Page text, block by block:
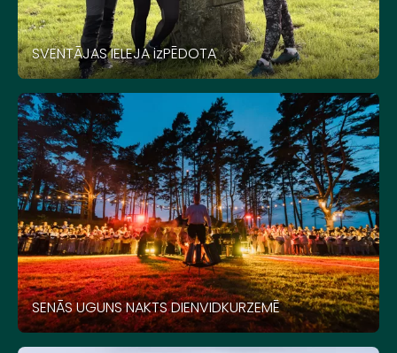
SVENTĀJAS IELEJA izPĒDOTA
SENĀS UGUNS NAKTS DIENVIDKURZEMĒ